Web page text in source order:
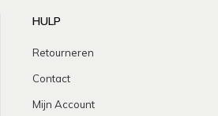
HULP
Retourneren
Contact
Mijn Account